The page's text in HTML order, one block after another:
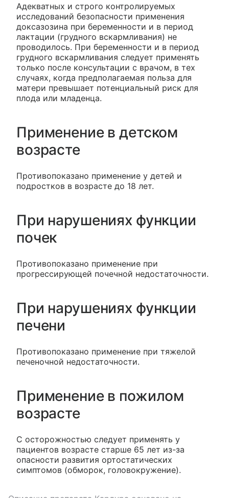
Адекватных и строго контролируемых
исследований безопасности применения
доксазозина при беременности и в период
лактации (грудного вскармливания) не
проводилось. При беременности и в период
грудного вскармливания следует применять
только после консультации с врачом, в тех
случаях, когда предполагаемая польза для
матери превышает потенциальный риск для
плода или младенца.
Применение в детском
возрасте
Противопоказано применение у детей и
подростков в возрасте до 18 лет.
При нарушениях функции
почек
Противопоказано применение при
прогрессирующей почечной недостаточности.
При нарушениях функции
печени
Противопоказано применение при тяжелой
печеночной недостаточности.
Применение в пожилом
возрасте
С осторожностью следует применять у
пациентов возрасте старше 65 лет из-за
опасности развития ортостатических
симптомов (обморок, головокружение).